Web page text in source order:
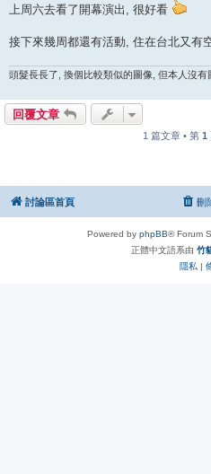
上周六去看了開幕演出, 很好看
接下來幾周都還有活動, 住在台北又有
頭髮長長了, 換個比較類似的圖像, 但本人沒
回覆文章
1 篇文章 • 第 1
討論區首頁 刪
Powered by phpBB® Forum
正體中文語系由 竹
隱私|